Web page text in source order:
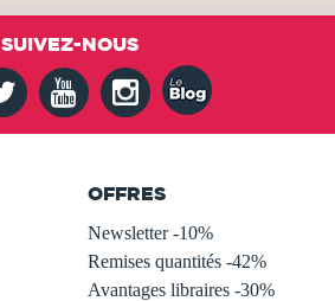
SUIVEZ-NOUS
OFFRES
Newsletter -10%
Remises quantités -42%
Avantages libraires -30%